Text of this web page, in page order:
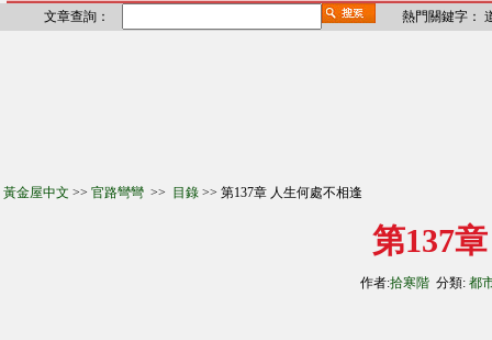
文章查詢： 熱門關鍵字：
黃金屋中文 >> 官路彎彎 >> 目錄 >> 第137章 人生何處不相逢
第137
作者:拾寒階 分類: 都